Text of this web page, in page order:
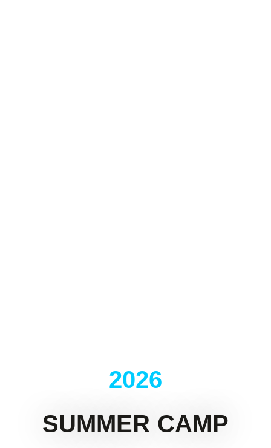
2026
SUMMER CAMP